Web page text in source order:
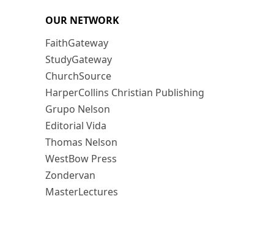
OUR NETWORK
FaithGateway
StudyGateway
ChurchSource
HarperCollins Christian Publishing
Grupo Nelson
Editorial Vida
Thomas Nelson
WestBow Press
Zondervan
MasterLectures